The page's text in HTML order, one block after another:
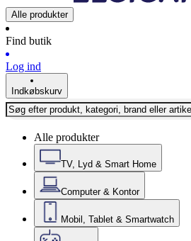
Alle produkter
Find butik
Log ind
Indkøbskurv
Alle produkter
TV, Lyd & Smart Home
Computer & Kontor
Mobil, Tablet & Smartwatch